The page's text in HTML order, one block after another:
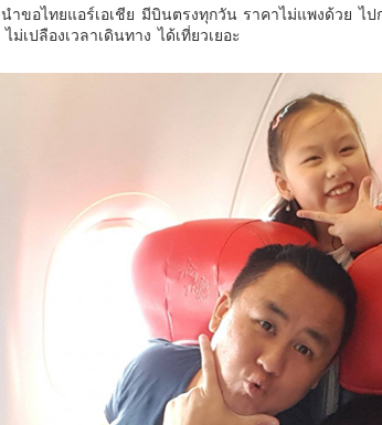
ขอไทยแอร์เอเชีย มีบินตรงทุกวัน ราคาไม่แพงด้วย ไ
เปลืองเวลาเดินทาง ได้เที่ยวเยอะ